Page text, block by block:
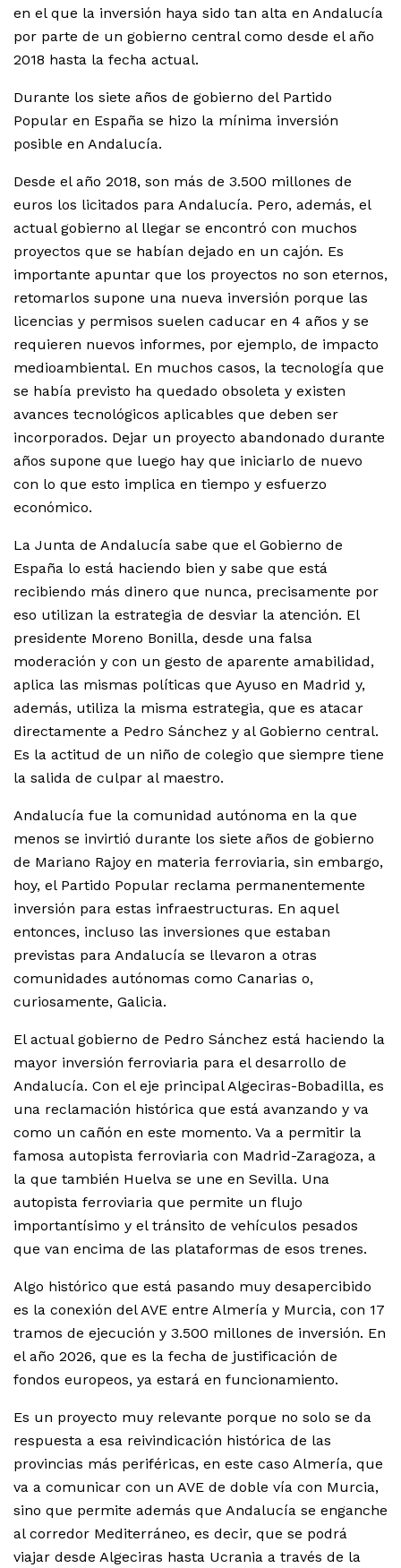
en el que la inversión haya sido tan alta en Andalucía
por parte de un gobierno central como desde el año
2018 hasta la fecha actual.
Durante los siete años de gobierno del Partido
Popular en España se hizo la mínima inversión
posible en Andalucía.
Desde el año 2018, son más de 3.500 millones de
euros los licitados para Andalucía. Pero, además, el
actual gobierno al llegar se encontró con muchos
proyectos que se habían dejado en un cajón. Es
importante apuntar que los proyectos no son eternos,
retomarlos supone una nueva inversión porque las
licencias y permisos suelen caducar en 4 años y se
requieren nuevos informes, por ejemplo, de impacto
medioambiental. En muchos casos, la tecnología que
se había previsto ha quedado obsoleta y existen
avances tecnológicos aplicables que deben ser
incorporados. Dejar un proyecto abandonado durante
años supone que luego hay que iniciarlo de nuevo
con lo que esto implica en tiempo y esfuerzo
económico.
La Junta de Andalucía sabe que el Gobierno de
España lo está haciendo bien y sabe que está
recibiendo más dinero que nunca, precisamente por
eso utilizan la estrategia de desviar la atención. El
presidente Moreno Bonilla, desde una falsa
moderación y con un gesto de aparente amabilidad,
aplica las mismas políticas que Ayuso en Madrid y,
además, utiliza la misma estrategia, que es atacar
directamente a Pedro Sánchez y al Gobierno central.
Es la actitud de un niño de colegio que siempre tiene
la salida de culpar al maestro.
Andalucía fue la comunidad autónoma en la que
menos se invirtió durante los siete años de gobierno
de Mariano Rajoy en materia ferroviaria, sin embargo,
hoy, el Partido Popular reclama permanentemente
inversión para estas infraestructuras. En aquel
entonces, incluso las inversiones que estaban
previstas para Andalucía se llevaron a otras
comunidades autónomas como Canarias o,
curiosamente, Galicia.
El actual gobierno de Pedro Sánchez está haciendo la
mayor inversión ferroviaria para el desarrollo de
Andalucía. Con el eje principal Algeciras-Bobadilla, es
una reclamación histórica que está avanzando y va
como un cañón en este momento. Va a permitir la
famosa autopista ferroviaria con Madrid-Zaragoza, a
la que también Huelva se une en Sevilla. Una
autopista ferroviaria que permite un flujo
importantísimo y el tránsito de vehículos pesados
que van encima de las plataformas de esos trenes.
Algo histórico que está pasando muy desapercibido
es la conexión del AVE entre Almería y Murcia, con 17
tramos de ejecución y 3.500 millones de inversión. En
el año 2026, que es la fecha de justificación de
fondos europeos, ya estará en funcionamiento.
Es un proyecto muy relevante porque no solo se da
respuesta a esa reivindicación histórica de las
provincias más periféricas, en este caso Almería, que
va a comunicar con un AVE de doble vía con Murcia,
sino que permite además que Andalucía se enganche
al corredor Mediterráneo, es decir, que se podrá
viajar desde Algeciras hasta Ucrania a través de la